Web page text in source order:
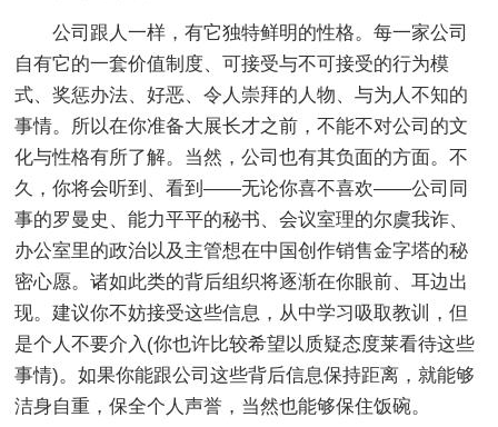
公司跟人一样，有它独特鲜明的性格。每一家公司
自有它的一套价值制度、可接受与不可接受的行为模
式、奖惩办法、好恶、令人崇拜的人物、与为人不知的
事情。所以在你准备大展长才之前，不能不对公司的文
化与性格有所了解。当然，公司也有其负面的方面。不
久，你将会听到、看到——无论你喜不喜欢——公司同
事的罗曼史、能力平平的秘书、会议室理的尔虞我诈、
办公室里的政治以及主管想在中国创作销售金字塔的秘
密心愿。诸如此类的背后组织将逐渐在你眼前、耳边出
现。建议你不妨接受这些信息，从中学习吸取教训，但
是个人不要介入(你也许比较希望以质疑态度莱看待这些
事情)。如果你能跟公司这些背后信息保持距离，就能够
洁身自重，保全个人声誉，当然也能够保住饭碗。